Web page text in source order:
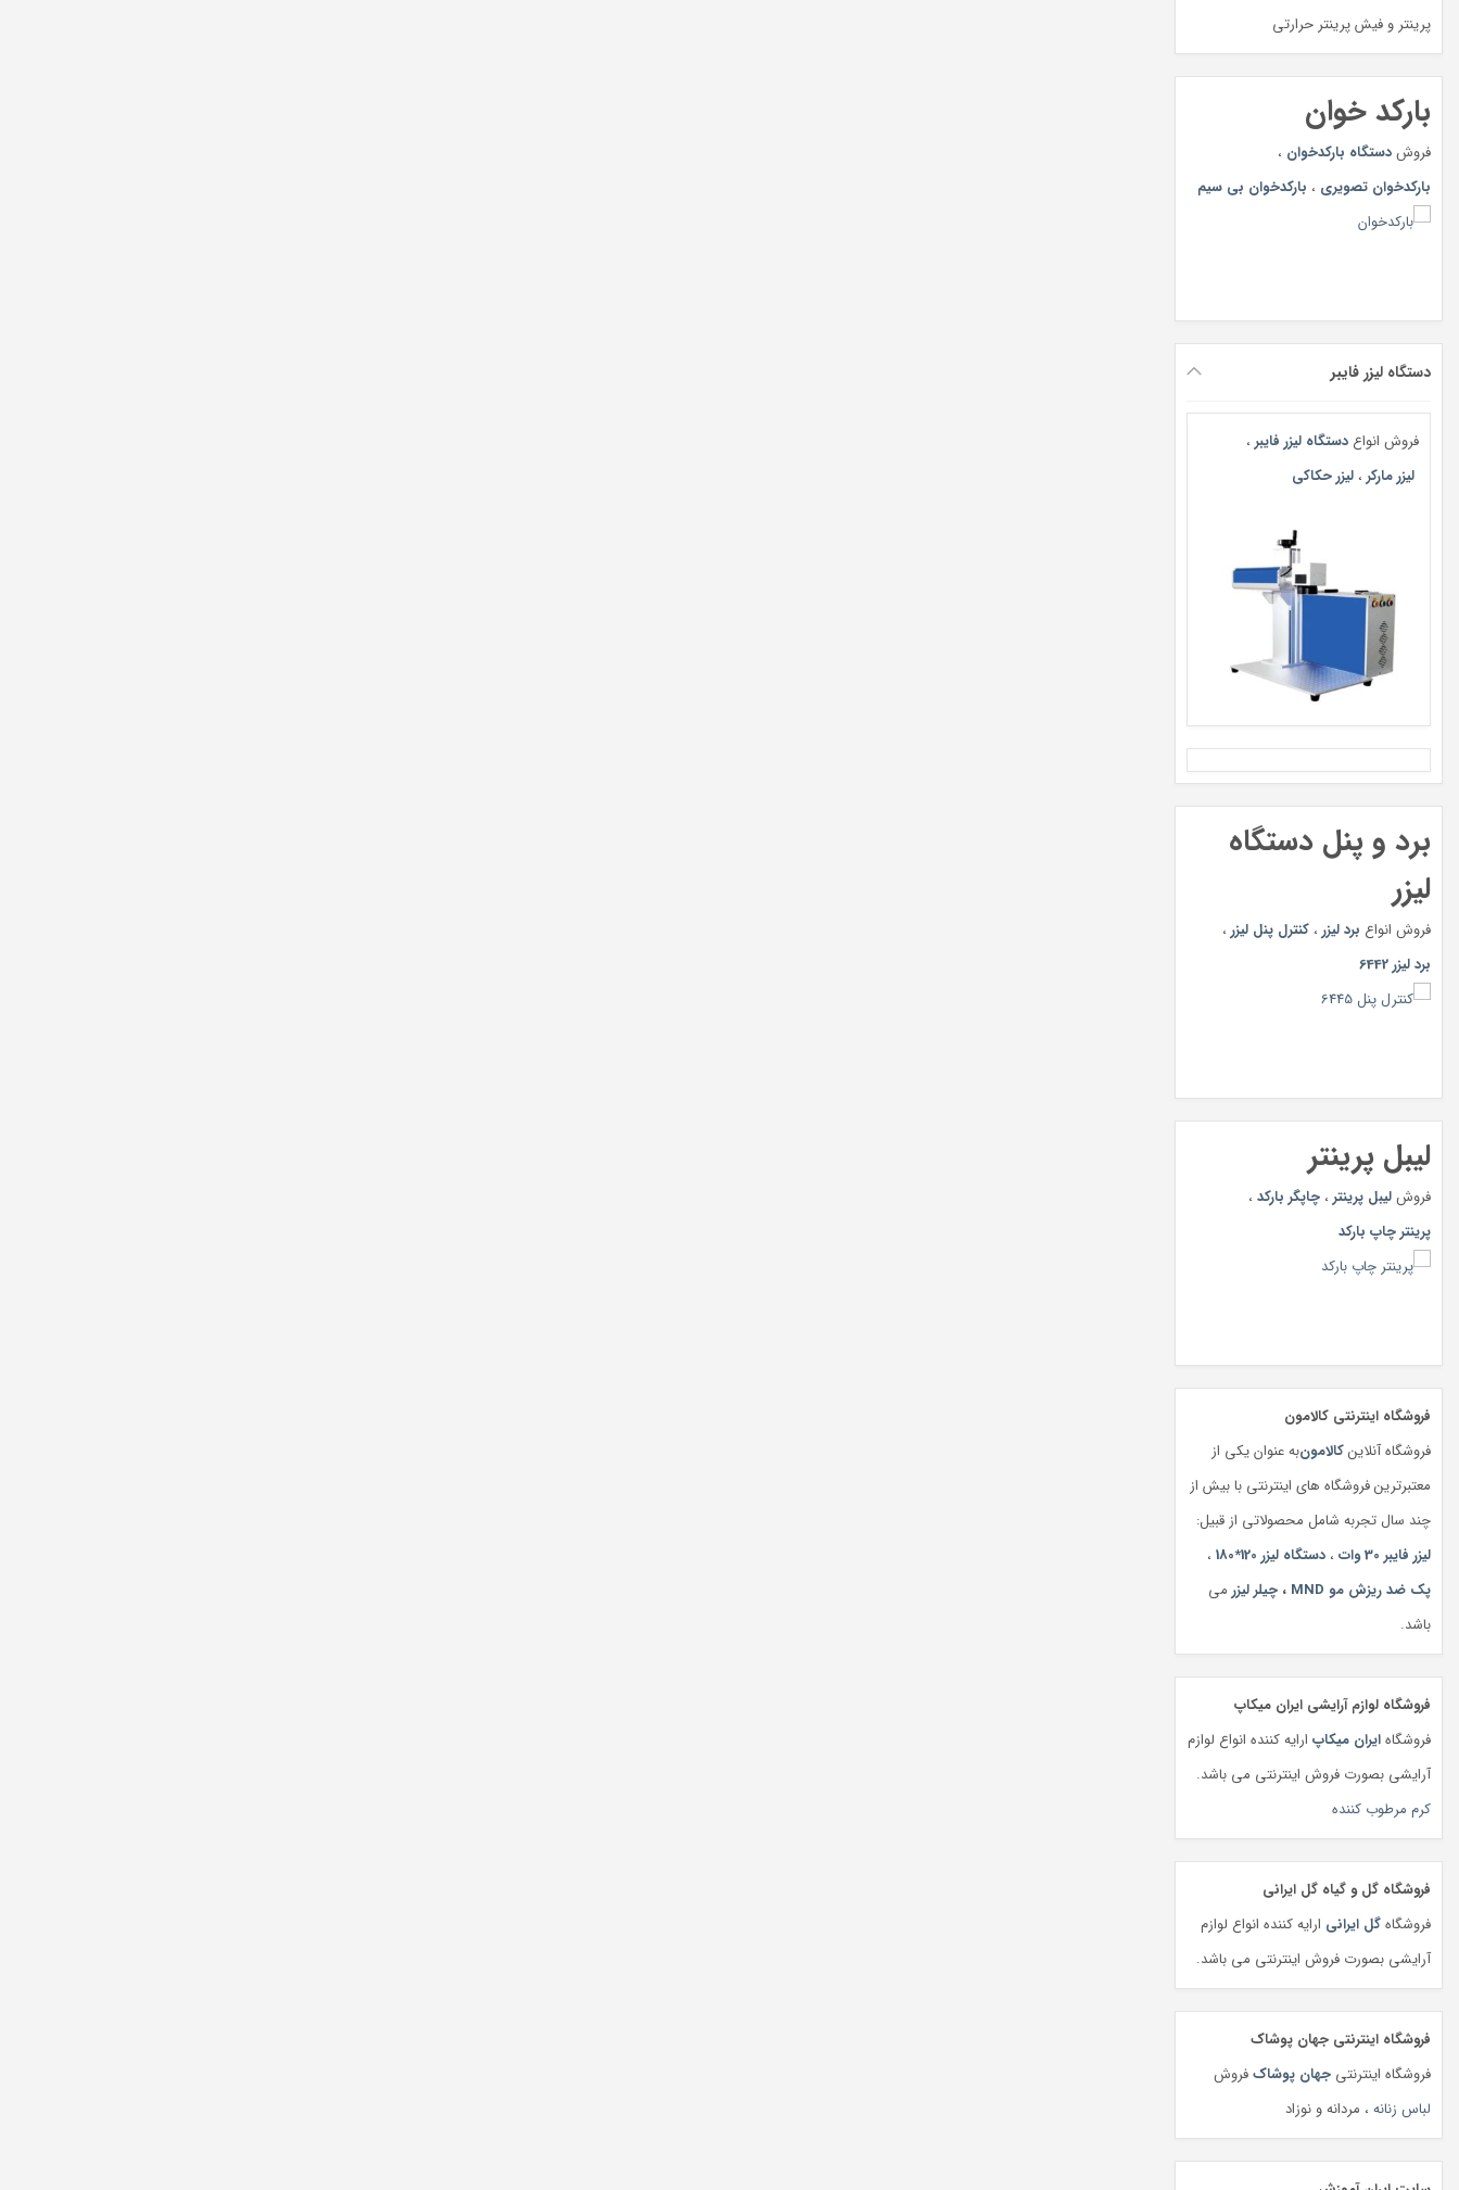
پرینتر و فیش پرینتر حرارتی
بارکد خوان
فروشدستگاه بارکدخوان ،
بارکدخوان تصویری ، بارکدخوان بی سیم
دستگاه لیزر فایبر
فروش انواع دستگاه لیزر فایبر ،
لیزر مارکر ، لیزر حکاکی
برد و پنل دستگاه
لیزر
فروش انواع برد لیزر ، کنترل پنل لیزر ،
برد لیزر 6442
لیبل پرینتر
فروشلیبل پرینتر ، چاپگر بارکد ،
پرینتر چاپ بارکد
فروشگاه اینترنتی کالامون
فروشگاه آنلاینکالامونبه عنوان یکی از
معتبرترین فروشگاه های اینترنتی با بیش از
چند سال تجربه شامل محصولاتی از قبیل:
لیزر فایبر 30 وات
، دستگاه لیزر 120*180
،
پک ضد ریزش مو MND
، چیلر لیزر می
باشد.
فروشگاه لوازم آرایشی ایران میکاپ
فروشگاهایران میکاپ ارایه کننده انواع لوازم
آرایشی بصورت فروش اینترنتی می باشد.
کرم مرطوب کننده
فروشگاه گل و گیاه گل ایرانی
فروشگاهگل ایرانی ارایه کننده انواع لوازم
آرایشی بصورت فروش اینترنتی می باشد.
فروشگاه اینترنتی جهان پوشاک
فروشگاه اینترنتی جهان پوشاکفروش
لباس زنانه ، مردانه و نوزاد